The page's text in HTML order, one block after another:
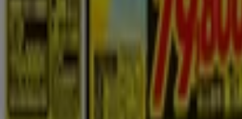
まもなく PCデポ>のカタログ・クーポ